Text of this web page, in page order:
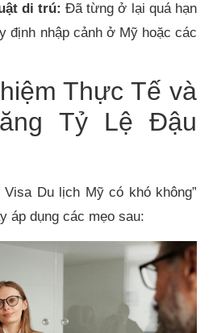
di trú: Đã từng ở lại quá hạn
định nhập cảnh ở Mỹ hoặc các
Thực Tế và
Tỷ Lệ Đậu
Du lịch Mỹ có khó không”
áp dụng các mẹo sau: